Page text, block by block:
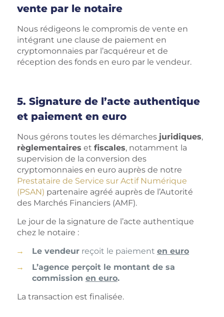
vente par le notaire
Nous rédigeons le compromis de vente en
intégrant une clause de paiement en
cryptomonnaies par l’acquéreur et de
réception des fonds en euro par le vendeur.
5. Signature de l’acte authentique
et paiement en euro
Nous gérons toutes les démarches juridiques,
règlementaires et fiscales, notamment la
supervision de la conversion des
cryptomonnaies en euro auprès de notre
Prestataire de Service sur Actif Numérique
(PSAN) partenaire agréé auprès de l’Autorité
des Marchés Financiers (AMF).
Le jour de la signature de l’acte authentique
chez le notaire :
Le vendeurreçoit le paiement en euro
L’agence perçoit le montant de sa
commission en euro.
La transaction est finalisée.